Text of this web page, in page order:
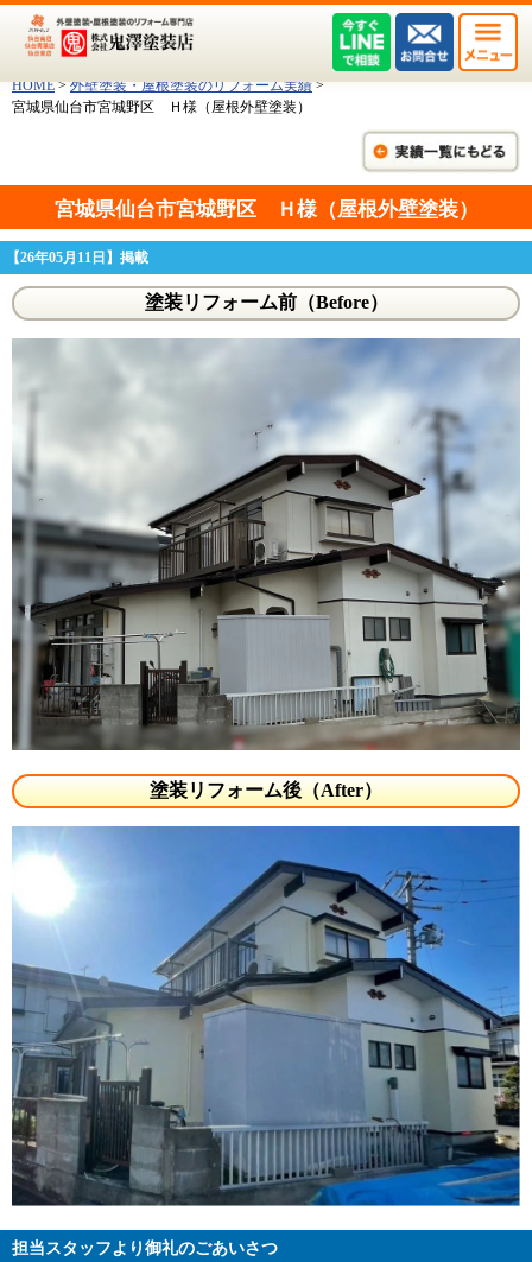
HOME > 外壁塗装・屋根塗装のリフォーム実績 >
宮城県仙台市宮城野区 Ｈ様（屋根外壁塗装）
宮城県仙台市宮城野区 Ｈ様（屋根外壁塗装）
【26年05月11日】掲載
塗装リフォーム前（Before）
塗装リフォーム後（After）
担当スタッフより御礼のごあいさつ